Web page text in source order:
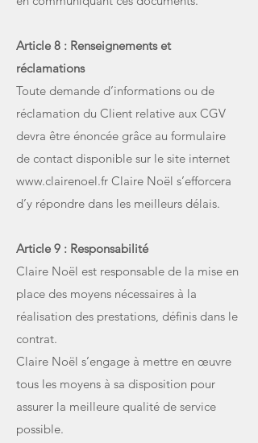
Article 8 : Renseignements et
réclamations
Toute demande d’informations ou de
réclamation du Client relative aux CGV
devra être énoncée grâce au formulaire
de contact disponible sur le site internet
www.clairenoel.fr Claire Noël s’efforcera
d’y répondre dans les meilleurs délais.
Article 9 : Responsabilité
Claire Noël est responsable de la mise en
place des moyens nécessaires à la
réalisation des prestations, définis dans le
contrat.
Claire Noël s’engage à mettre en œuvre
tous les moyens à sa disposition pour
assurer la meilleure qualité de service
possible.